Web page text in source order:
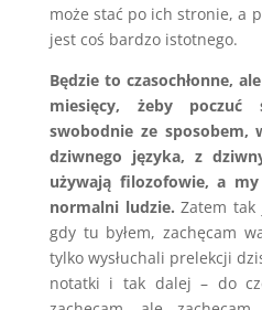
może stać po ich stronie, a
jest coś bardzo istotnego.
Będzie to czasochłonne,
miesięcy, żeby
swobodnie ze sposobem,
dziwnego języka, z
używają filozofowie, a
normalni ludzie. Zatem tak
gdy tu byłem, zachęcam
tylko wysłuchali prelekcji
notatki i tak dalej – do